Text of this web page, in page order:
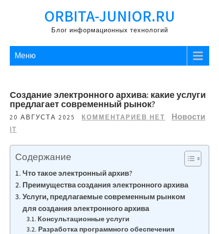
ORBITA-JUNIOR.RU
Блог информационных технологий
Меню
Создание электронного архива: какие услуги
предлагает современный рынок?
20 АВГУСТА 2025 КОММЕНТАРИЕВ НЕТ
Новости
IT
Содержание
Что такое электронный архив?
Преимущества создания электронного архива
Услуги, предлагаемые современным рынком
для создания электронного архива
Консультационные услуги
Разработка программного обеспечения